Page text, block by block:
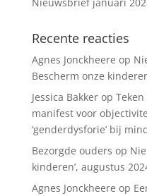
Recente reacties
Agnes Jonckheere op
Bescherm onze
Jessica Bakkerop
manifest voor
‘genderdysforie’ bij
Bezorgde ouders op
kinderen’, augustus
Agnes Jonckheere op